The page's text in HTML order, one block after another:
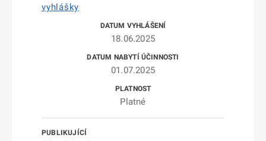
vyhlášky
18.06.2025
01.07.2025
Platné